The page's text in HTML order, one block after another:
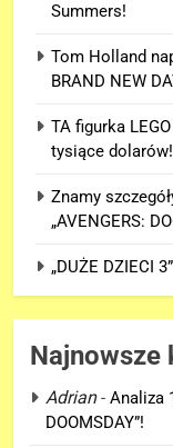
Summers!
Tom Holland
BRAND NEW
TA figurka
tysiące dolarów!
Znamy
„AVENGERS:
„DUŻE DZIECI
Najnowsze
Adrian- Analiza
DOOMSDAY”!